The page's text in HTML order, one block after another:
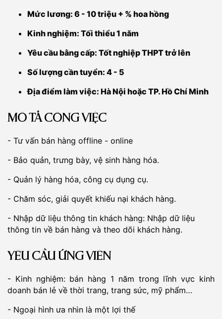
Mức lương: 6 - 10 triệu + % hoa hồng
Kinh nghiệm: Tối thiểu 1 năm
Yêu cầu bằng cấp: Tốt nghiệp THPT trở lên
Số lượng cần tuyển: 4 - 5
Địa điểm làm việc: Hà Nội hoặc TP. Hồ Chí Minh
MÔ TẢ CÔNG VIỆC
- Tư vấn bán hàng offline - online
- Bảo quản, trưng bày, vệ sinh hàng hóa.
- Quản lý hàng hóa, công cụ dụng cụ.
- Chăm sóc, giải quyết khiếu nại khách hàng.
- Nhập dữ liệu thông tin khách hàng: Nhập dữ liệu
thông tin về bán hàng và theo dõi khách hàng.
YÊU CẦU ỨNG VIÊN
- Kinh nghiệm: bán hàng 1 năm trong lĩnh vực kinh
doanh bán lẻ về thời trang, trang sức, mỹ phẩm…
- Ngoại hình ưa nhìn là một lợi thế